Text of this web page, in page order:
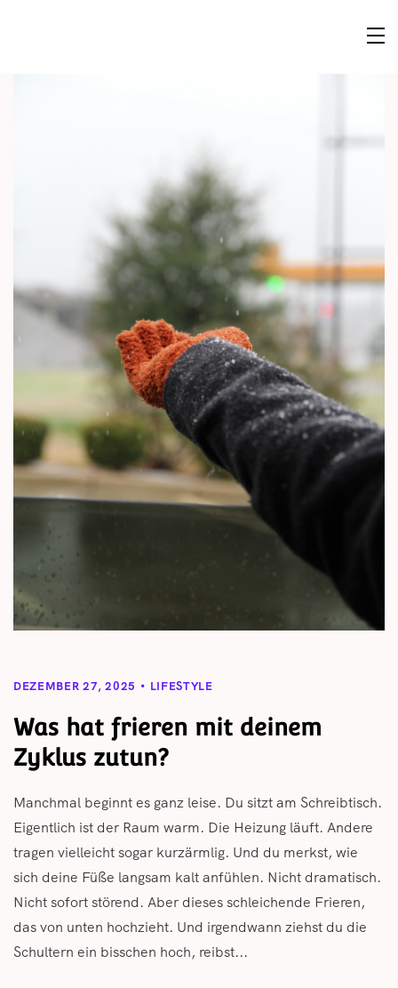
DEZEMBER 27, 2025 LIFESTYLE
Was hat frieren mit deinem
Zyklus zutun?
Manchmal beginnt es ganz leise. Du sitzt am Schreibtisch.
Eigentlich ist der Raum warm. Die Heizung läuft. Andere
tragen vielleicht sogar kurzärmlig. Und du merkst, wie
sich deine Füße langsam kalt anfühlen. Nicht dramatisch.
Nicht sofort störend. Aber dieses schleichende Frieren,
das von unten hochzieht. Und irgendwann ziehst du die
Schultern ein bisschen hoch, reibst...